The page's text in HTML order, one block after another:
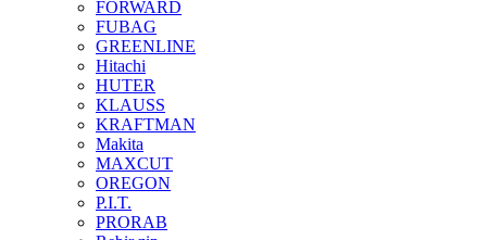
FORWARD
FUBAG
GREENLINE
Hitachi
HUTER
KLAUSS
KRAFTMAN
Makita
MAXCUT
OREGON
P.I.T.
PRORAB